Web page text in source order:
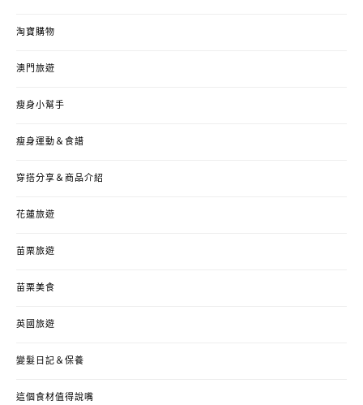
淘寶購物
澳門旅遊
瘦身小幫手
瘦身運動＆食譜
穿搭分享＆商品介紹
花蓮旅遊
苗栗旅遊
苗栗美食
英國旅遊
變髮日記＆保養
這個食材值得說嘴